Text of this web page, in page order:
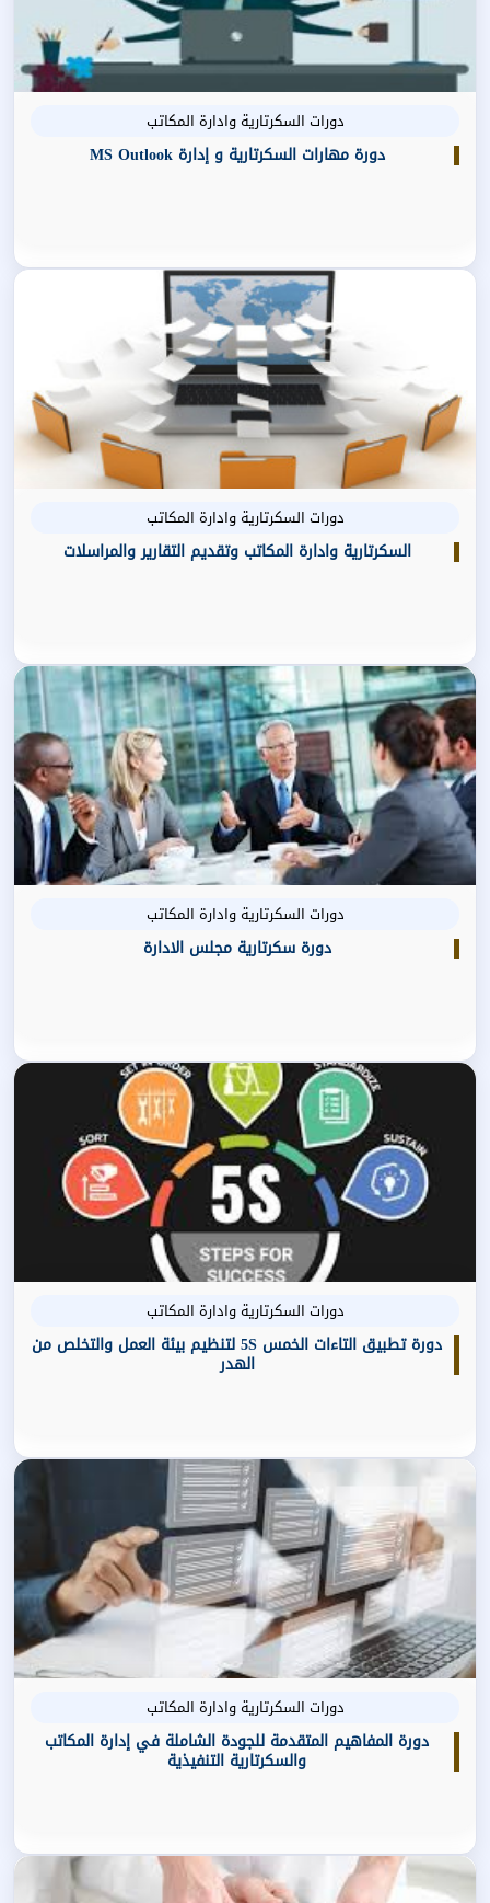
دورات السكرتارية وادارة المكاتب
دورة مهارات السكرتارية و إدارة MS Outlook
دورات السكرتارية وادارة المكاتب
السكرتارية وادارة المكاتب وتقديم التقارير والمراسلات
دورات السكرتارية وادارة المكاتب
دورة سكرتارية مجلس الادارة
دورات السكرتارية وادارة المكاتب
دورة تطبيق التاءات الخمس 5S لتنظيم بيئة العمل والتخلص من
الهدر
دورات السكرتارية وادارة المكاتب
دورة المفاهيم المتقدمة للجودة الشاملة في إدارة المكاتب
والسكرتارية التنفيذية